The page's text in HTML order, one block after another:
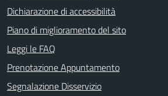
Dichiarazione di accessibilità
Piano di miglioramento del sito
Leggi le FAQ
Prenotazione Appuntamento
Segnalazione Disservizio